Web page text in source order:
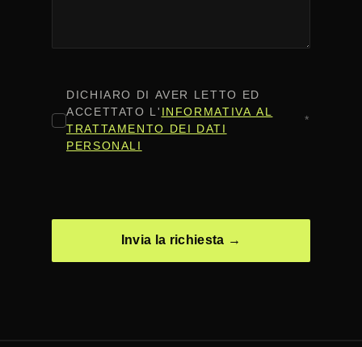
CONSENSO*
DICHIARO DI AVER LETTO ED
ACCETTATO L' INFORMATIVA AL
TRATTAMENTO DEI DATI
PERSONALI
*